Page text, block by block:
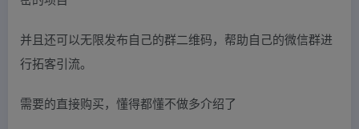
并且还可以无限发布自己的群二维码，帮助自己的微信群进
行拓客引流。
需要的直接购买，懂得都懂不做多介绍了